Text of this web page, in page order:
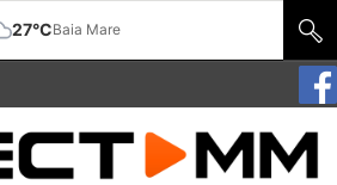
27°CBaia Mare